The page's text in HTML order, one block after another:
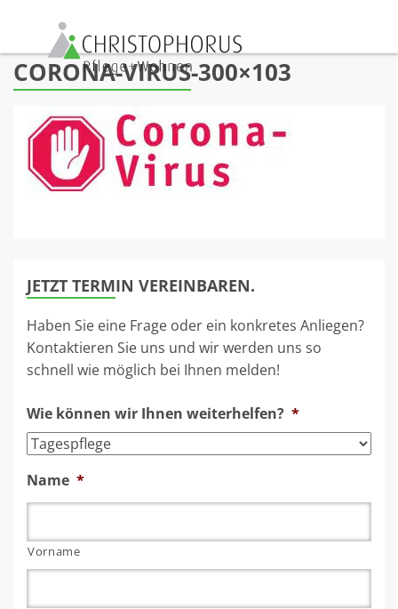
Skip to content
CORONA-VIRUS-300×103
JETZT TERMIN VEREINBAREN.
Haben Sie eine Frage oder ein konkretes Anliegen?
Kontaktieren Sie uns und wir werden uns so
schnell wie möglich bei Ihnen melden!
Wie können wir Ihnen weiterhelfen? *
Name *
Vorname